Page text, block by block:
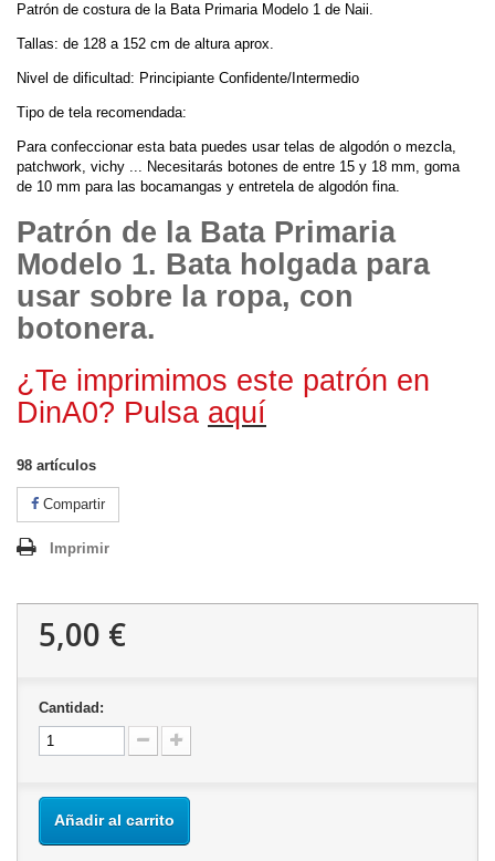
Patrón de costura de la Bata Primaria Modelo 1 de Naii.
Tallas: de 128 a 152 cm de altura aprox.
Nivel de dificultad: Principiante Confidente/Intermedio
Tipo de tela recomendada:
Para confeccionar esta bata puedes usar telas de algodón o mezcla,
patchwork, vichy ... Necesitarás botones de entre 15 y 18 mm, goma
de 10 mm para las bocamangas y entretela de algodón fina.
Patrón de la Bata Primaria
Modelo 1. Bata holgada para
usar sobre la ropa, con
botonera.
¿Te imprimimos este patrón en
DinA0? Pulsa aquí
98 artículos
Compartir
Imprimir
5,00 €
Cantidad:
Añadir al carrito